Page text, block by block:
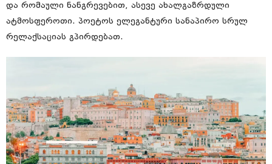
და რომაული ნანგრევებით, ასევე ახალგაზრდული
ატმოსფეროთი. პოეტოს ელეგანტური სანაპირო სრულ
რელაქსაციას გპირდებათ.